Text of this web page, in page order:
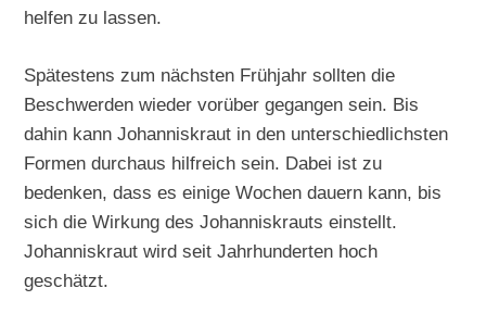
helfen zu lassen.
Spätestens zum nächsten Frühjahr sollten die
Beschwerden wieder vorüber gegangen sein. Bis
dahin kann Johanniskraut in den unterschiedlichsten
Formen durchaus hilfreich sein. Dabei ist zu
bedenken, dass es einige Wochen dauern kann, bis
sich die Wirkung des Johanniskrauts einstellt.
Johanniskraut wird seit Jahrhunderten hoch
geschätzt.